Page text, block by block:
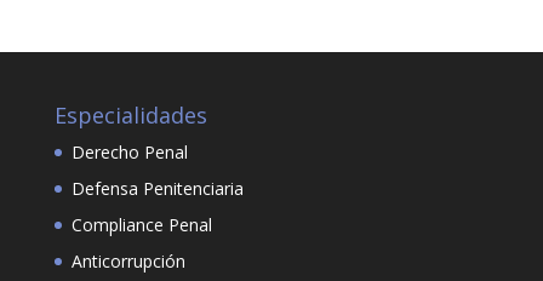
Especialidades
Derecho Penal
Defensa Penitenciaria
Compliance Penal
Anticorrupción